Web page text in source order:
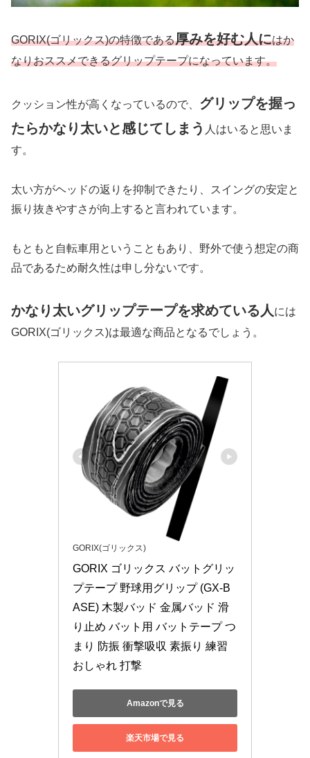
GORIX(ゴリックス)の特徴である厚みを好む人にはか
なりおススメできるグリップテープになっています。
クッション性が高くなっているので、 グリップを握っ
たらかなり太いと感じてしまう 人はいると思いま
す。
太い方がヘッドの返りを抑制できたり、スイングの安定と
振り抜きやすさが向上すると言われています。
もともと自転車用ということもあり、野外で使う想定の商
品であるため耐久性は申し分ないです。
かなり太いグリップテープを求めている人 には
GORIX(ゴリックス)は最適な商品となるでしょう。
GORIX(ゴリックス)
GORIX ゴリックス バットグリッ
プテープ 野球用グリップ (GX-B
ASE) 木製バッド 金属バッド 滑
り止め バット用 バットテープ つ
まり 防振 衝撃吸収 素振り 練習
おしゃれ 打撃
Amazonで見る
楽天市場で見る